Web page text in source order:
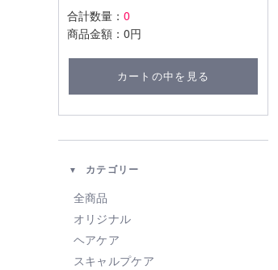
合計数量： 0
商品金額： 0円
カートの中を見る
カテゴリー
全商品
オリジナル
ヘアケア
スキャルプケア